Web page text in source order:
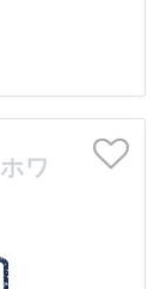
ワ